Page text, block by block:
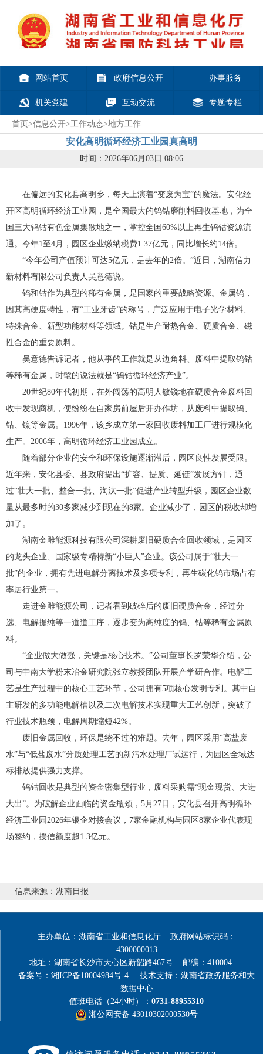
网站首页 政府信息公开 办事服务
机关党建 互动交流 专题专栏
首页 >信息公开>工作动态>地方工作
安化高明循环经济工业园真高明
时间：2026年06月03日 08:06
在偏远的安化县高明乡，每天上演着“变废为宝”的魔法。安化经
开区高明循环经济工业园，是全国最大的钨钴磨削料回收基地，为全
国三大钨钴有色金属集散地之一，掌控全国60%以上再生钨钴资源流
通。今年1至4月，园区企业缴纳税费1.37亿元，同比增长约14倍。
“今年公司产值预计可达5亿元，是去年的2倍。”近日，湖南信力
新材料有限公司负责人吴意德说。
钨和钴作为典型的稀有金属，是国家的重要战略资源。金属钨，
因其高硬度特性，有“工业牙齿”的称号，广泛应用于电子光学材料、
特殊合金、新型功能材料等领域。钴是生产耐热合金、硬质合金、磁
性合金的重要原料。
吴意德告诉记者，他从事的工作就是从边角料、废料中提取钨钴
等稀有金属，时髦的说法就是“钨钴循环经济产业”。
20世纪80年代初期，在外闯荡的高明人敏锐地在硬质合金废料回
收中发现商机，便纷纷在自家房前屋后开办作坊，从废料中提取钨、
钴、镍等金属。1996年，该乡成立第一家回收废料加工厂进行规模化
生产。2006年，高明循环经济工业园成立。
随着部分企业的安全和环保设施逐渐滞后，园区良性发展受限。
近年来，安化县委、县政府提出“扩容、提质、延链”发展方针，通
过“壮大一批、整合一批、淘汰一批”促进产业转型升级，园区企业数
量从最多时的30多家减少到现在的8家。企业减少了，园区的税收却增
加了。
湖南金雕能源科技有限公司深耕废旧硬质合金回收领域，是园区
的龙头企业、国家级专精特新“小巨人”企业。该公司属于“壮大一
批”的企业，拥有先进电解分离技术及多项专利，再生碳化钨市场占有
率居行业第一。
走进金雕能源公司，记者看到破碎后的废旧硬质合金，经过分
选、电解提纯等一道道工序，逐步变为高纯度的钨、钴等稀有金属原
料。
“企业做大做强，关键是核心技术。”公司董事长罗荣华介绍，公
司与中南大学粉末冶金研究院张立教授团队开展产学研合作。电解工
艺是生产过程中的核心工艺环节，公司拥有5项核心发明专利。其中自
主研发的多功能电解槽以及二次电解技术实现重大工艺创新，突破了
行业技术瓶颈，电解周期缩短42%。
废旧金属回收，环保是绕不过的难题。去年，园区采用“高盐废
水”与“低盐废水”分质处理工艺的新污水处理厂试运行，为园区全域达
标排放提供强力支撑。
钨钴回收是典型的资金密集型行业，废料采购需“现金现货、大进
大出”。为破解企业面临的资金瓶颈，5月27日，安化县召开高明循环
经济工业园2026年银企对接会议，7家金融机构与园区8家企业代表现
场签约，授信额度超1.3亿元。
信息来源：湖南日报
主办单位：湖南省工业和信息化厅 政府网站标识码：
4300000013
地址：湖南省长沙市天心区新韶路467号 邮编：410004
备案号：湘ICP备10004984号-4
技术支持：湖南省政务服务和大
数据中心
值班电话（24小时）： 0731-88955310
湘公网安备 43010302000530号